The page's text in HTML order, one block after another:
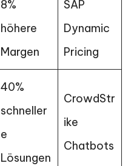
8%
höhere
Margen
SAP
Dynamic
Pricing
40%
schneller
e
Lösungen
CrowdStr
ike
Chatbots